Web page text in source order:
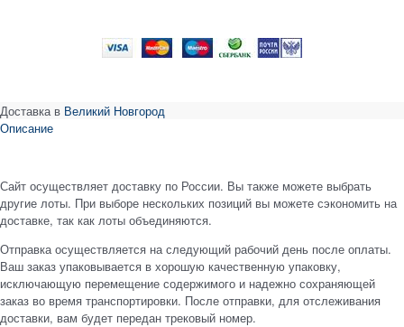
Доставка в Великий Новгород
Описание
Сайт осуществляет доставку по России. Вы также можете выбрать
другие лоты. При выборе нескольких позиций вы можете сэкономить на
доставке, так как лоты объединяются.
Отправка осуществляется на следующий рабочий день после оплаты.
Ваш заказ упаковывается в хорошую качественную упаковку,
исключающую перемещение содержимого и надежно сохраняющей
заказ во время транспортировки. После отправки, для отслеживания
доставки, вам будет передан трековый номер.